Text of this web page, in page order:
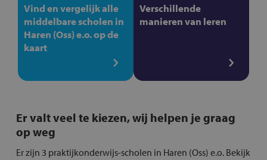
Vind en vergelijk alle
middelbare scholen in
Haren (Oss) e.o. op de
kaart
Verschillende
manieren van leren
Er valt veel te kiezen, wij helpen je graag
op weg
Er zijn 3 praktijkonderwijs-scholen in Haren (Oss) e.o. Bekijk